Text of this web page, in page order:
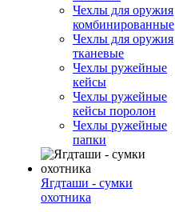
Чехлы для оружия
комбинированные
Чехлы для оружия
тканевые
Чехлы ружейные
кейсы
Чехлы ружейные
кейсы поролон
Чехлы ружейные
папки
Ягдташи - сумки
охотника